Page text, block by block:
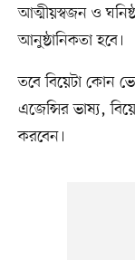
আত্মীয়স্বজন ও
আনুষ্ঠানিকতা হবে।
তবে বিয়েটা কোন
এজেন্সির ভাষ্য,
করবেন।